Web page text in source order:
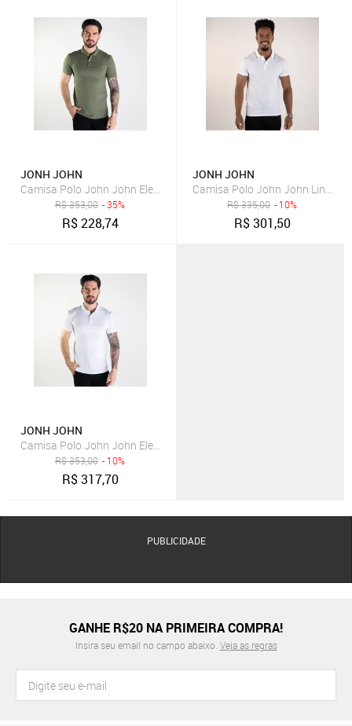
JONH JOHN
Camisa Polo John John Eletric Verde
R$353,00 - 35%
R$228,74
JONH JOHN
Camisa Polo John John Lines
R$335,00 - 10%
R$301,50
JONH JOHN
Camisa Polo John John Eletric Branca
R$353,00 - 10%
R$317,70
PUBLICIDADE
GANHE R$20 NA PRIMEIRA COMPRA!
Insira seu email no campo abaixo. Veja as regras